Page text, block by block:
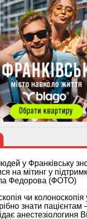
у Франківську
на мітинг у
Федорова (ФОТО)
чи колоноскопія
знати пацієнтам
анестезіологиня